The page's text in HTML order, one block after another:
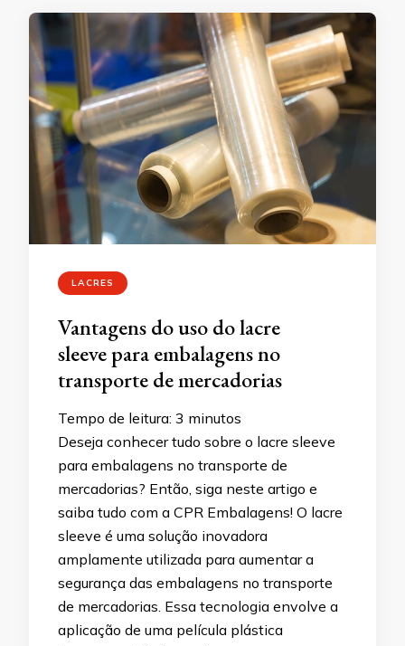
LACRES
Vantagens do uso do lacre
sleeve para embalagens no
transporte de mercadorias
Tempo de leitura: 3 minutos
Deseja conhecer tudo sobre o lacre sleeve
para embalagens no transporte de
mercadorias? Então, siga neste artigo e
saiba tudo com a CPR Embalagens! O lacre
sleeve é uma solução inovadora
amplamente utilizada para aumentar a
segurança das embalagens no transporte
de mercadorias. Essa tecnologia envolve a
aplicação de uma película plástica